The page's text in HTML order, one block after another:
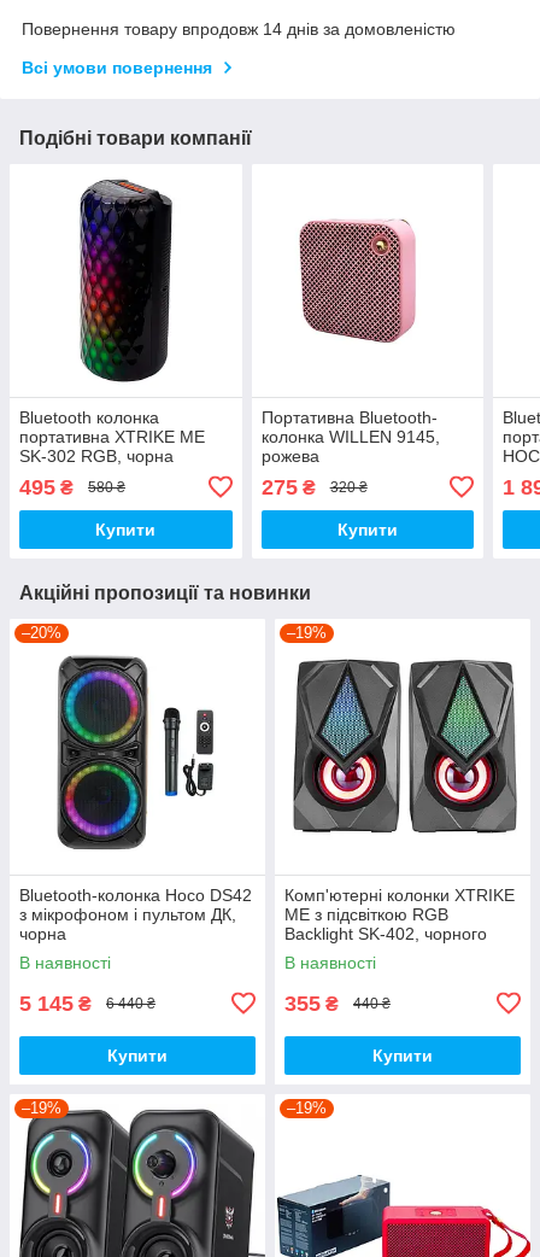
Повернення товару впродовж 14 днів за домовленістю
Всі умови повернення
Подібні товари компанії
Bluetooth колонка
портативна XTRIKE ME
SK-302 RGB, чорна
495 ₴ 580 ₴
Купити
Портативна Bluetooth-
колонка WILLEN 9145,
рожева
275₴ 320 ₴
Купити
1
Акційні пропозиції та новинки
–20%
Bluetooth-колонка Hoco DS42
з мікрофоном і пультом ДК,
чорна
В наявності
5 145 ₴ 6 440 ₴
Купити
–19%
Комп'ютерні колонки XTRIKE
ME з підсвіткою RGB
Backlight SK-402, чорного
кольору.
В наявності
355 ₴ 440 ₴
Купити
–19% –19%